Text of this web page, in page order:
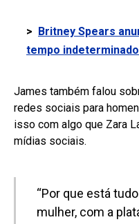
> Britney Spears
tempo
James também falou
redes sociais para
isso com algo que Zara
mídias sociais.
“Por que está
mulher, com a